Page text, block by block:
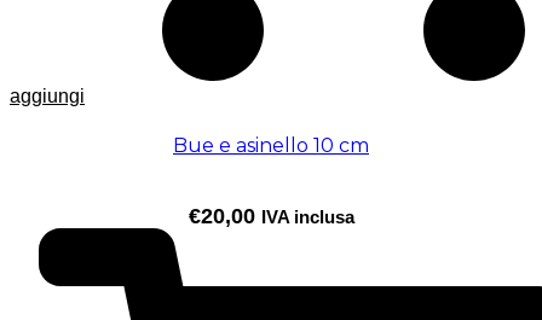
aggiungi
Bue e asinello 10 cm
€20,00 IVA inclusa